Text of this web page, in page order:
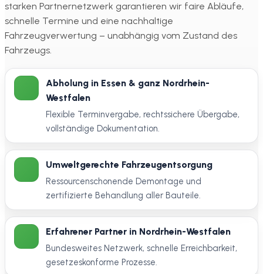
starken Partnernetzwerk garantieren wir faire Abläufe,
schnelle Termine und eine nachhaltige
Fahrzeugverwertung – unabhängig vom Zustand des
Fahrzeugs.
Abholung in Essen & ganz Nordrhein-
Westfalen
Flexible Terminvergabe, rechtssichere Übergabe,
vollständige Dokumentation.
Umweltgerechte Fahrzeugentsorgung
Ressourcenschonende Demontage und
zertifizierte Behandlung aller Bauteile.
Erfahrener Partner in Nordrhein-Westfalen
Bundesweites Netzwerk, schnelle Erreichbarkeit,
gesetzeskonforme Prozesse.